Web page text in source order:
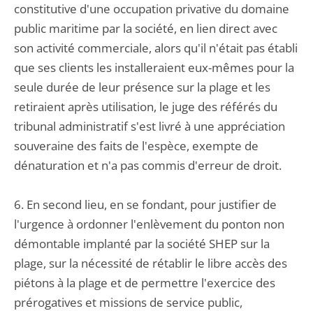
constitutive d'une occupation privative du domaine
public maritime par la société, en lien direct avec
son activité commerciale, alors qu'il n'était pas établi
que ses clients les installeraient eux-mêmes pour la
seule durée de leur présence sur la plage et les
retiraient après utilisation, le juge des référés du
tribunal administratif s'est livré à une appréciation
souveraine des faits de l'espèce, exempte de
dénaturation et n'a pas commis d'erreur de droit.
6. En second lieu, en se fondant, pour justifier de
l'urgence à ordonner l'enlèvement du ponton non
démontable implanté par la société SHEP sur la
plage, sur la nécessité de rétablir le libre accès des
piétons à la plage et de permettre l'exercice des
prérogatives et missions de service public,